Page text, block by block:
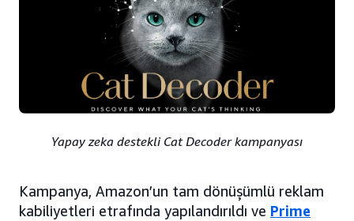
Yapay zeka destekli Cat Decoder kampanyası
Kampanya, Amazon’un tam dönüşümlü reklam
kabiliyetleri etrafında yapılandırıldı ve Prime